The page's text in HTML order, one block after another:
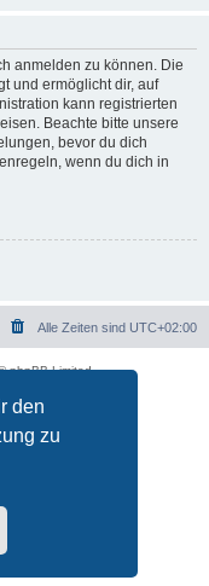
den
zu
anmelden zu können. Die
und ermöglicht dir, auf
kann registrierten
Beachte bitte unsere
bevor du dich
wenn du dich in
Alle Zeiten sind UTC+02:00
phpBB Limited